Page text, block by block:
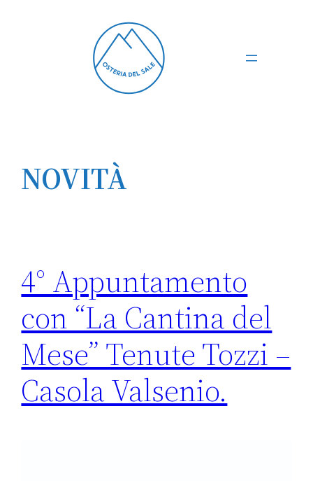
NOVITÀ
4° Appuntamento
con “La Cantina del
Mese” Tenute Tozzi –
Casola Valsenio.